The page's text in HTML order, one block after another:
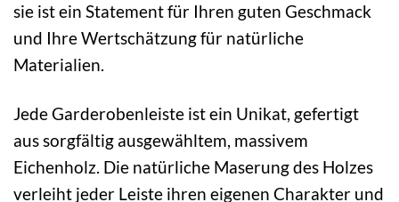
sie ist ein Statement für Ihren guten Geschmack
und Ihre Wertschätzung für natürliche
Materialien.
Jede Garderobenleiste ist ein Unikat, gefertigt
aus sorgfältig ausgewähltem, massivem
Eichenholz. Die natürliche Maserung des Holzes
verleiht jeder Leiste ihren eigenen Charakter und